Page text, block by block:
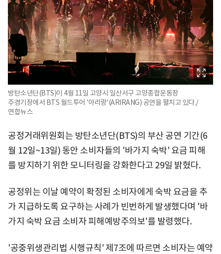
방탄소년단(BTS)이 4월 11일 고양시 일산서구 고양종합운동장
주경기장에서 BTS 월드투어 '아리랑'(ARIRANG) 공연을 펼치고 있다./
연합뉴스
공정거래위원회는 방탄소년단(BTS)의 부산 공연 기간(6
월 12일~13일) 동안 소비자들의 '바가지 숙박' 요금 피해
를 방지하기 위한 모니터링을 강화한다고 29일 밝혔다.
공정위는 이날 예약이 확정된 소비자에게 숙박 요금을 추
가 지급하도록 요구하는 사례가 빈번하게 발생했다며 '바
가지 숙박 요금 소비자 피해예방주의보'를 발령했다.
'공중위생관리법 시행규칙' 제7조에 따르면 소비자는 예약